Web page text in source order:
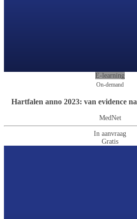
E-learning
On-demand
Hartfalen anno 2023: van evidence
MedNet
In aanvraag
Gratis